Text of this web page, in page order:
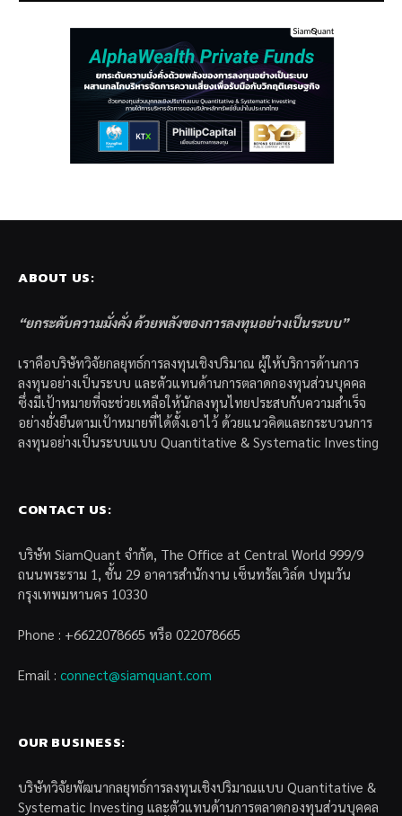
ABOUT US:
“ยกระดับความมั่งคั่ง ด้วยพลังของการลงทุนอย่างเป็นระบบ”
เราคือบริษัทวิจัยกลยุทธ์การลงทุนเชิงปริมาณ ผู้ให้บริการด้านการ
ลงทุนอย่างเป็นระบบ และตัวแทนด้านการตลาดกองทุนส่วนบุคคล
ซึ่งมีเป้าหมายที่จะช่วยเหลือให้นักลงทุนไทยประสบกับความสำเร็จ
อย่างยั่งยืนตามเป้าหมายที่ได้ตั้งเอาไว้ ด้วยแนวคิดและกระบวนการ
ลงทุนอย่างเป็นระบบแบบ Quantitative & Systematic Investing
CONTACT US:
บริษัท SiamQuant จำกัด, The Office at Central World 999/9
ถนนพระราม 1, ชั้น 29 อาคารสำนักงาน เซ็นทรัลเวิล์ด ปทุมวัน
กรุงเทพมหานคร 10330
Phone : +6622078665 หรือ 022078665
Email : connect@siamquant.com
OUR BUSINESS:
บริษัทวิจัยพัฒนากลยุทธ์การลงทุนเชิงปริมาณแบบ Quantitative &
Systematic Investing และตัวแทนด้านการตลาดกองทุนส่วนบุคคล